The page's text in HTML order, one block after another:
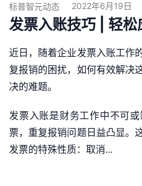
标普智元动态 2022年6月19日
发票入账技巧 | 轻
近日，随着企业发票入账工作
复报销的困扰，如何有效解决
决的难题。
发票入账是财务工作中不可
票，重复报销问题日益凸显。
发票的特殊性质：取消...